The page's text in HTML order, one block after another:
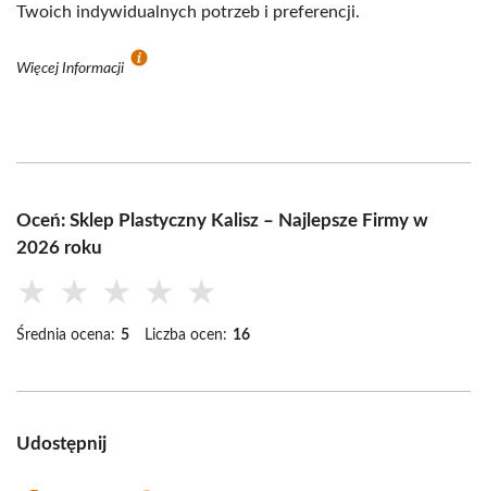
Twoich indywidualnych potrzeb i preferencji.
Więcej Informacji
Oceń: Sklep Plastyczny Kalisz – Najlepsze Firmy w
2026 roku
★ ★ ★ ★ ★
Średnia ocena: 5 Liczba ocen: 16
Udostępnij